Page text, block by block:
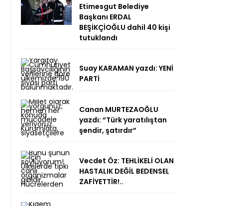
Etimesgut Belediye
Başkanı ERDAL
BEŞİKÇİOĞLU dahil 40 kişi
tutuklandı
Suay KARAMAN yazdı: YENİ
PARTİ
Canan MURTEZAOĞLU
yazdı: “Türk yaratılıştan
şendir, şatırdır”
Vecdet Öz: TEHLİKELİ OLAN
HASTALIK DEĞİL BEDENSEL
ZAFİYETTİR!..